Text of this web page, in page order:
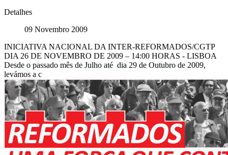
Detalhes
09 Novembro 2009
INICIATIVA NACIONAL DA INTER-REFORMADOS/CGTP
DIA 26 DE NOVEMBRO DE 2009 – 14:00 HORAS - LISBOA
Desde o passado mês de Julho até dia 29 de Outubro de 2009,
levámos a c